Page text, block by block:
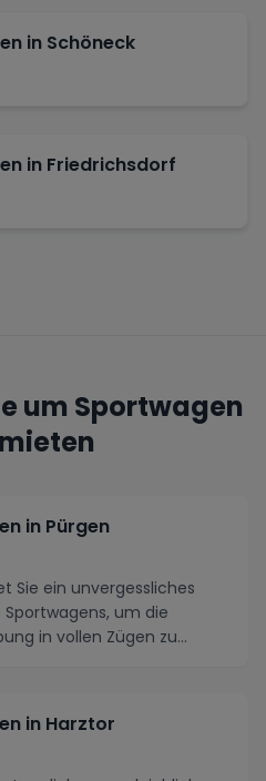
in Schöneck
in Friedrichsdorf
um Sportwagen
in Pürgen
Sie ein unvergessliches
Sportwagens, um die
in vollen Zügen zu
in Harztor